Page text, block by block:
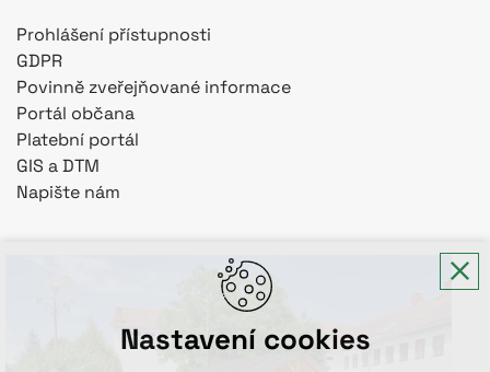
Prohlášení přístupnosti
GDPR
Povinně zveřejňované informace
Portál občana
Platební portál
GIS a DTM
Napište nám
Nastavení cookies